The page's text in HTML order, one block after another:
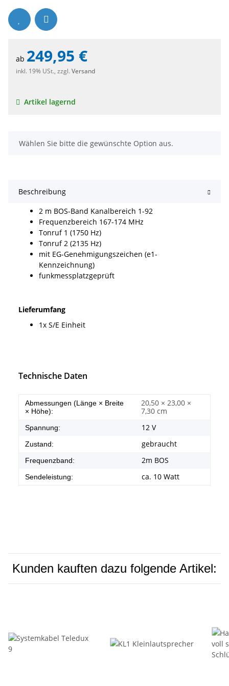
ab 249,95 €
inkl. 19% USt., zzgl. Versand
Artikel lagernd
x
Wählen Sie bitte die gewünschte Option aus.
Beschreibung
2 m BOS-Band Kanalbereich 1-92
Frequenzbereich 167-174 MHz
Tonruf 1 (1750 Hz)
Tonruf 2 (2135 Hz)
mit EG-Genehmigungszeichen (e1-
Kennzeichnung)
funkmessplatzgeprüft
Lieferumfang
1x S/E Einheit
Technische Daten
Abmessungen (Länge × Breite
× Höhe):
20,50 × 23,00 ×
7,30 cm
Spannung: 12 V
Zustand: gebraucht
Frequenzband: 2m BOS
Sendeleistung: ca. 10 Watt
Kunden kauften dazu folgende Artikel: